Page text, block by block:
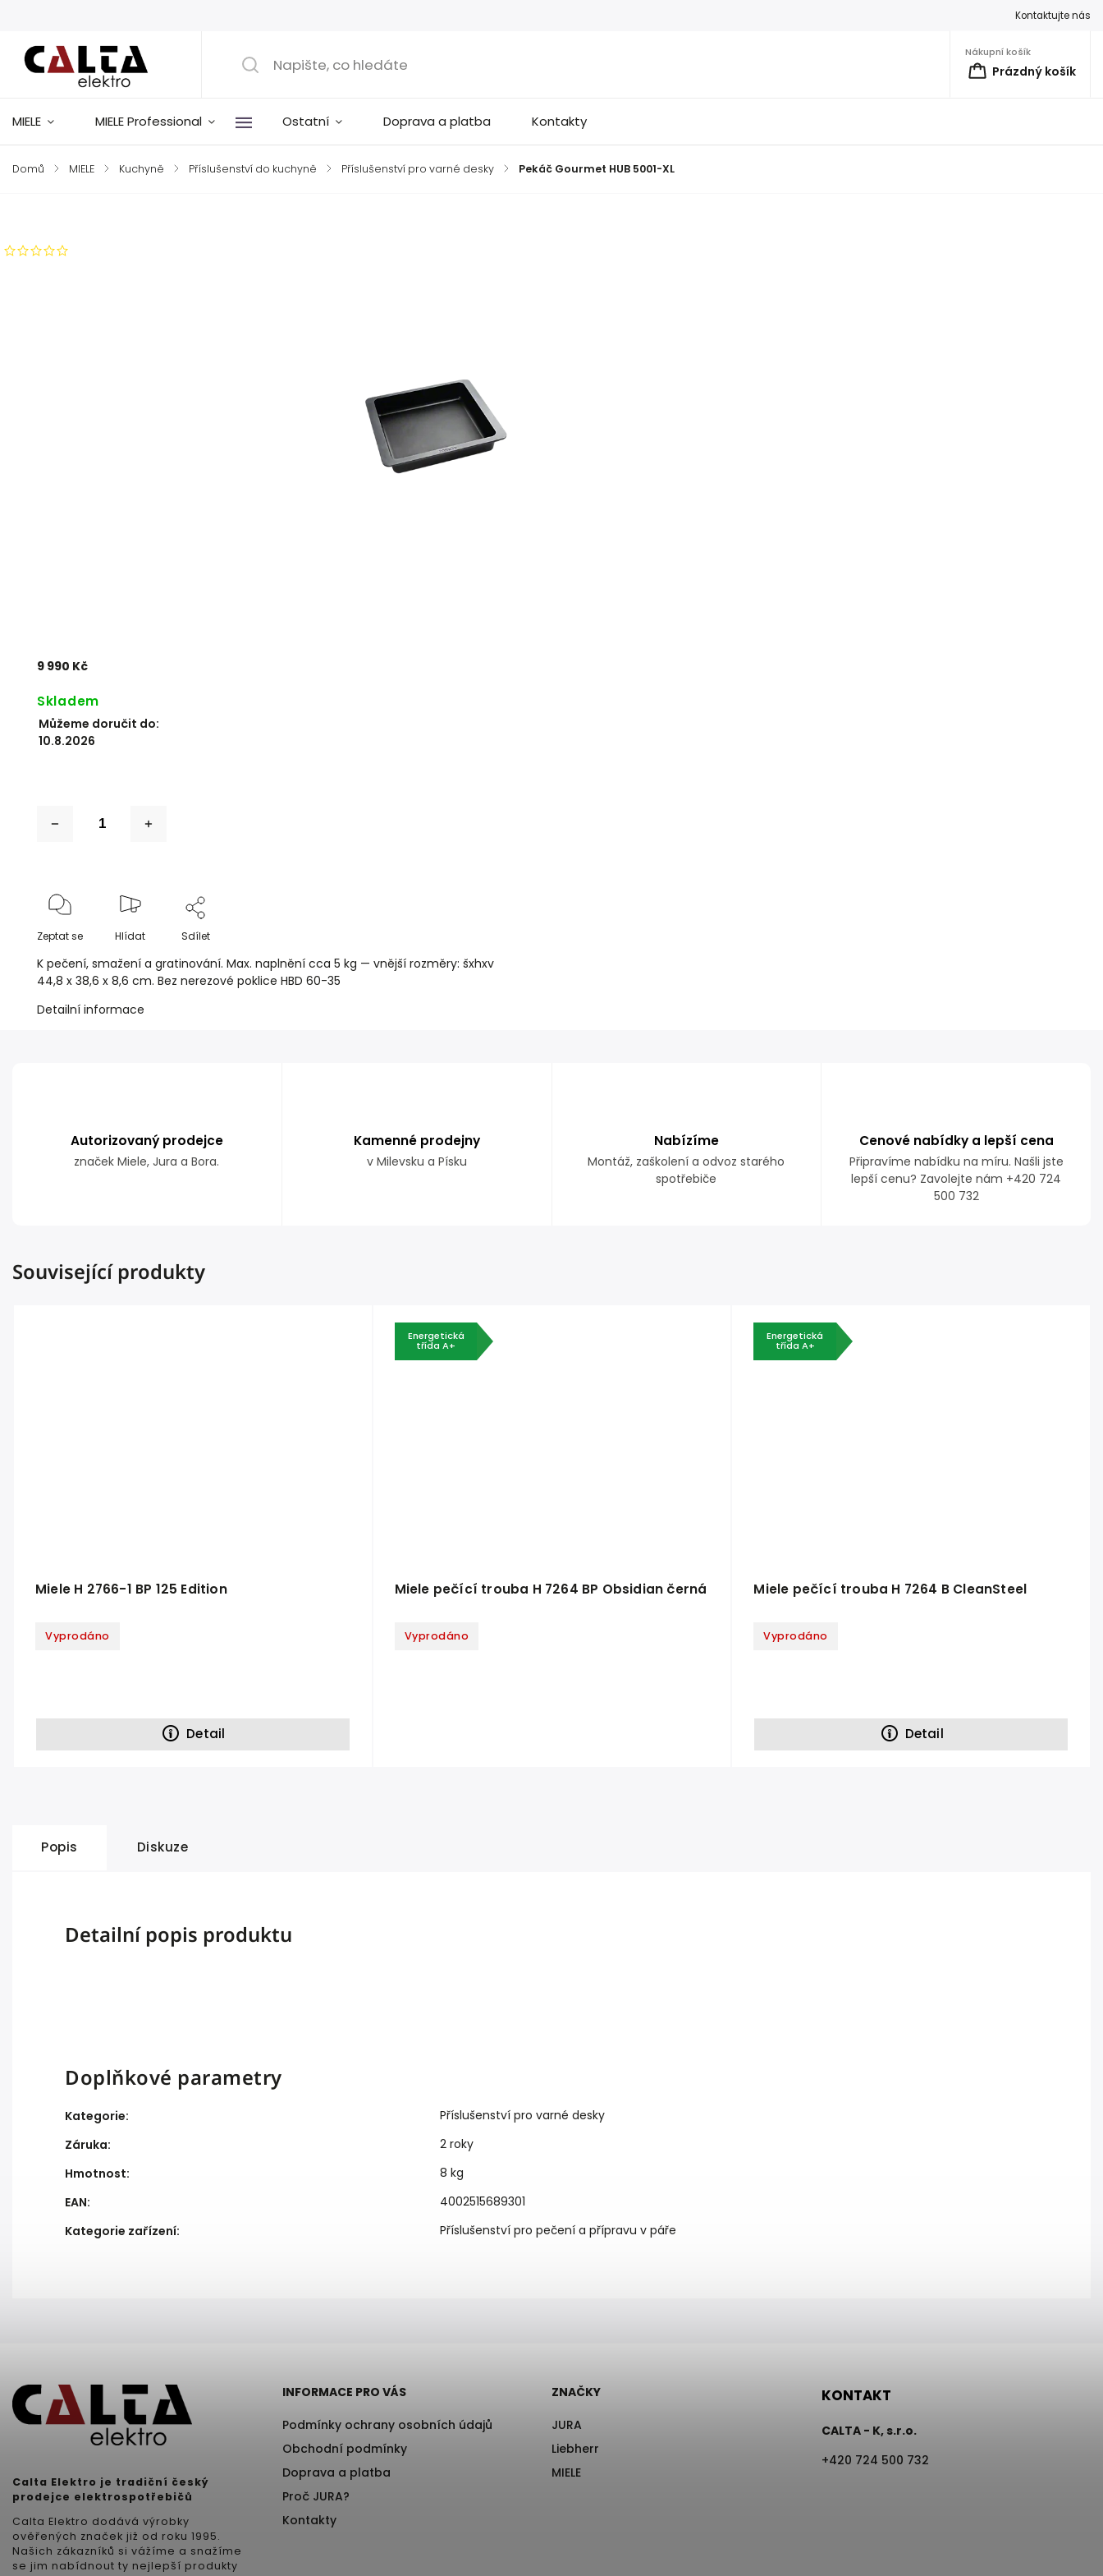
Kontaktujte nás
Nákupní košík
Prázdný košík
MIELE MIELE Professional Ostatní Doprava a platba Kontakty
Domů / MIELE / Kuchyně / Příslušenství do kuchyně / Příslušenství pro varné desky / Pekáč Gourmet HUB 5001-XL
9 990 Kč
Skladem
Můžeme doručit do:
10.8.2026
Zeptat se Hlídat Sdílet
K pečení, smažení a gratinování. Max. naplnění cca 5 kg — vnější rozměry: šxhxv
44,8 x 38,6 x 8,6 cm. Bez nerezové poklice HBD 60-35
Detailní informace
Autorizovaný prodejce
značek Miele, Jura a Bora.
Kamenné prodejny
v Milevsku a Písku
Nabízíme
Montáž, zaškolení a odvoz starého
spotřebiče
Cenové nabídky a lepší cena
Připravíme nabídku na míru. Našli jste
lepší cenu? Zavolejte nám +420 724
500 732
Související produkty
Miele H 2766-1 BP 125 Edition
Vyprodáno
Detail
Energetická
třída A+
Miele pečící trouba H 7264 BP Obsidian černá
Vyprodáno
Energetická
třída A+
Miele pečící trouba H 7264 B CleanSteel
Vyprodáno
Detail
Popis Diskuze
Detailní popis produktu
Doplňkové parametry
Kategorie:
Příslušenství pro varné desky
Záruka:
2 roky
Hmotnost:
8 kg
EAN:
4002515689301
Kategorie zařízení: Příslušenství pro pečení a přípravu v páře
Calta Elektro je tradiční český
prodejce elektrospotřebičů
Calta Elektro dodává výrobky
ověřených značek již od roku 1995.
Našich zákazníků si vážíme a snažíme
se jim nabídnout ty nejlepší produkty
INFORMACE PRO VÁS
Podmínky ochrany osobních údajů
Obchodní podmínky
Doprava a platba
Proč JURA?
Kontakty
ZNAČKY
JURA
Liebherr
MIELE
KONTAKT
CALTA - K, s.r.o.
+420 724 500 732